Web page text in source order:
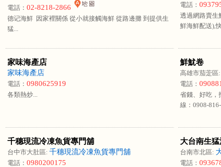
電話： 02-8218-2866
德记海鮮 因家裡關係 從小就接觸海鮮 從路邊攤 到提供生
猛...
電話：
透過網路賣生
鮮海鮮配送),
家味海產店
家味海產店
電話： 0980625919
各類熱炒...
鮮魷卷
高雄市茄萣
電話：
省錢、好吃，
線：0908-
千穗現流冷凍魚貨專門舖
台中市大肚區: 千穗現流冷凍魚貨專門舖
電話： 0980200175
大台南生
台南市北區:
電話：